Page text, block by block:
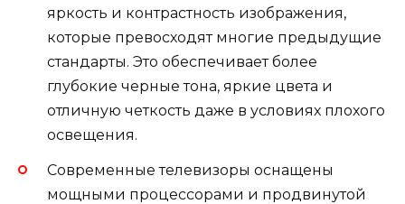
яркость и контрастность изображения,
которые превосходят многие предыдущие
стандарты. Это обеспечивает более
глубокие черные тона, яркие цвета и
отличную четкость даже в условиях плохого
освещения.
Современные телевизоры оснащены
мощными процессорами и продвинутой